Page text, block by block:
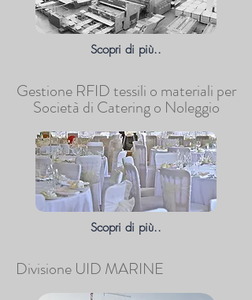
Scopri di più..
Gestione RFID tessili o materiali per
Società di Catering o Noleggio
Scopri di più..
Divisione UID MARINE